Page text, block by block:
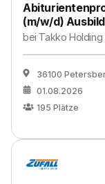
(m/w/d)
bei Takko Holding
36100
01.08.2026
195 Plätze